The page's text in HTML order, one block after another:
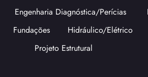
Engenharia Diagnóstica/Perícias
Fundações
Hidráulico/Elétrico
Projeto Estrutural